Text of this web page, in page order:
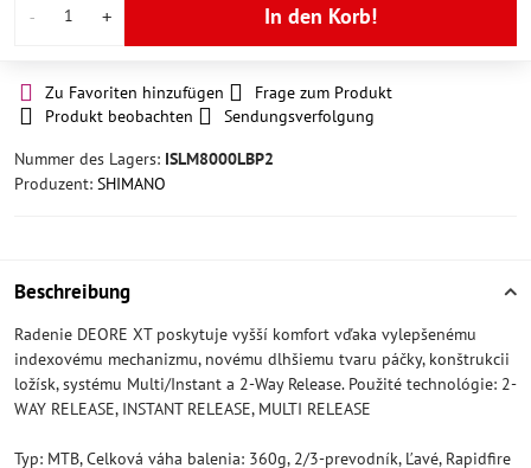
In den Korb!
Zu Favoriten hinzufügen
Frage zum Produkt
Produkt beobachten
Sendungsverfolgung
Nummer des Lagers: ISLM8000LBP2
Produzent: SHIMANO
Beschreibung
Radenie DEORE XT poskytuje vyšší komfort vďaka vylepšenému
indexovému mechanizmu, novému dlhšiemu tvaru páčky, konštrukcii
ložísk, systému Multi/Instant a 2-Way Release. Použité technológie: 2-
WAY RELEASE, INSTANT RELEASE, MULTI RELEASE
Typ: MTB, Celková váha balenia: 360g, 2/3-prevodník, Ľavé, Rapidfire